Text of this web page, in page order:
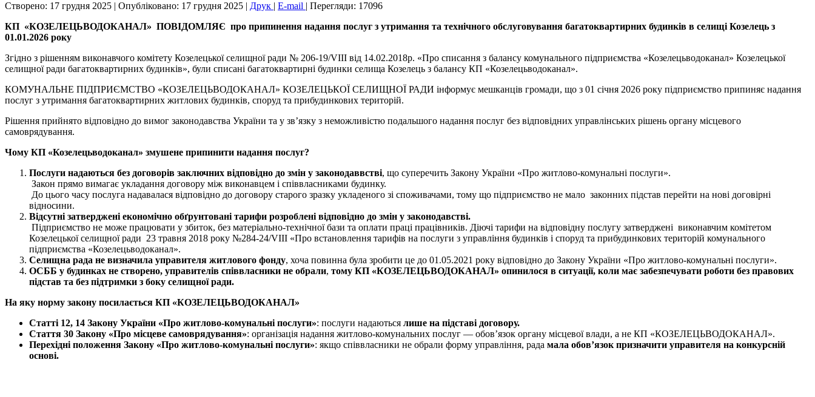
Створено: 17 грудня 2025 | Опубліковано: 17 грудня 2025 | Друк | E-mail | Перегляди: 17096
КП «КОЗЕЛЕЦЬВОДОКАНАЛ» ПОВІДОМЛЯЄ про припинення надання послуг з утримання та технічного обслуговування багатоквартирних будинків в селищі Козелець з
01.01.2026 року
Згідно з рішенням виконавчого комітету Козелецької селищної ради № 206-19/VIII від 14.02.2018р. «Про списання з балансу комунального підприємства «Козелецьводоканал» Козелецької
селищної ради багатоквартирних будинків», були списані багатоквартирні будинки селища Козелець з балансу КП «Козелецьводоканал».
КОМУНАЛЬНЕ ПІДПРИЄМСТВО «КОЗЕЛЕЦЬВОДОКАНАЛ» КОЗЕЛЕЦЬКОЇ СЕЛИЩНОЇ РАДИ інформує мешканців громади, що з 01 січня 2026 року підприємство припиняє надання
послуг з утримання багатоквартирних житлових будинків, споруд та прибудинкових територій.
Рішення прийнято відповідно до вимог законодавства України та у зв’язку з неможливістю подальшого надання послуг без відповідних управлінських рішень органу місцевого
самоврядування.
Чому КП «Козелецьводоканал» змушене припинити надання послуг?
Послуги надаються без договорів заключних відповідно до змін у законодаввстві, що суперечить Закону України «Про житлово-комунальні послуги».
Закон прямо вимагає укладання договору між виконавцем і співвласниками будинку.
До цього часу послуга надавалася відповідно до договору старого зразку укладеного зі споживачами, тому що підприємство не мало законних підстав перейти на нові договірні
відносини.
Відсутні затверджені економічно обґрунтовані тарифи розроблені відповідно до змін у законодавстві.
Підприємство не може працювати у збиток, без матеріально-технічної бази та оплати праці працівників. Діючі тарифи на відповідну послугу затверджені виконавчим комітетом
Козелецької селищної ради 23 травня 2018 року №284-24/VIII «Про встановлення тарифів на послуги з управління будинків і споруд та прибудинкових територій комунального
підприємства «Козелецьводоканал».
Селищна рада не визначила управителя житлового фонду, хоча повинна була зробити це до 01.05.2021 року відповідно до Закону України «Про житлово-комунальні послуги».
ОСББ у будинках не створено, управителів співвласники не обрали, тому КП «КОЗЕЛЕЦЬВОДОКАНАЛ» опинилося в ситуації, коли має забезпечувати роботи без правових
підстав та без підтримки з боку селищноїради.
На яку норму закону посилається КП «КОЗЕЛЕЦЬВОДОКАНАЛ»
Статті 12, 14 Закону України «Про житлово-комунальні послуги»: послуги надаються лише на підставі договору.
Стаття 30 Закону «Про місцеве самоврядування»: організація надання житлово-комунальних послуг — обов’язок органу місцевої влади, а не КП «КОЗЕЛЕЦЬВОДОКАНАЛ».
Перехідні положення Закону «Про житлово-комунальні послуги»: якщо співвласники не обрали форму управління, рада мала обов’язок призначити управителя на конкурсній
основі.